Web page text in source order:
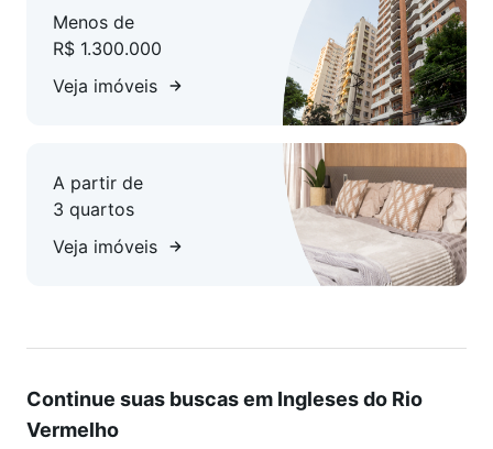
Menos de
R$ 1.300.000
Veja imóveis
A partir de
3 quartos
Veja imóveis
Continue suas buscas em Ingleses do Rio
Vermelho